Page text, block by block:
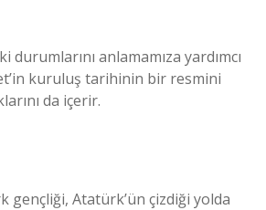
anlamamıza yardımcı
kuruluş tarihinin bir resmini
da içerir.
gençliği, Atatürk’ün çizdiği yolda